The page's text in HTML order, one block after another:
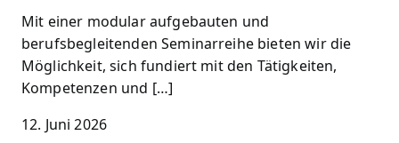
Mit einer modular aufgebauten und
berufsbegleitenden Seminarreihe bieten wir die
Möglichkeit, sich fundiert mit den Tätigkeiten,
Kompetenzen und […]
12. Juni 2026